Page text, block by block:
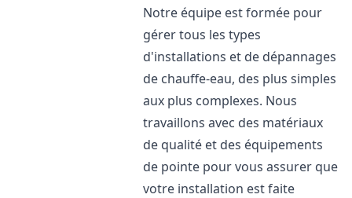
Notre équipe est formée pour
gérer tous les types
d'installations et de dépannages
de chauffe-eau, des plus simples
aux plus complexes. Nous
travaillons avec des matériaux
de qualité et des équipements
de pointe pour vous assurer que
votre installation est faite